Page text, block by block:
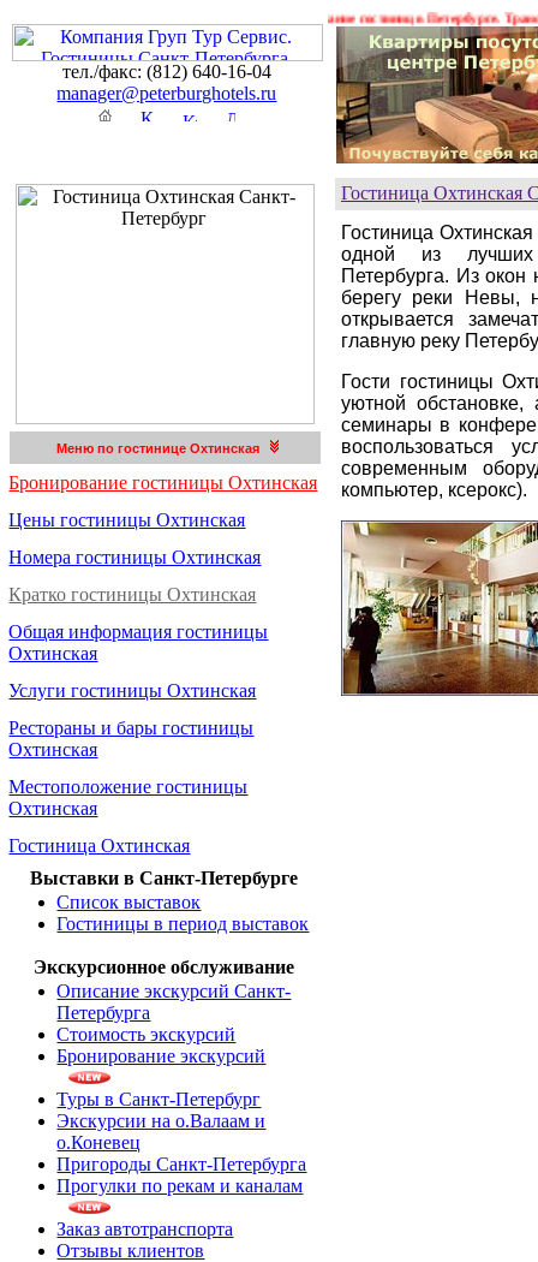
тел./факс: (812) 640-16-04
manager@peterburghotels.ru
Гостиницы Санкт-Петербурга. Бронирование гостиниц в Петербурге.
Меню по гостинице Охтинская
Бронирование гостиницы Охтинская
Цены гостиницы Охтинская
Номера гостиницы Охтинская
Кратко гостиницы Охтинская
Общая информация гостиницы
Охтинская
Услуги гостиницы Охтинская
Рестораны и бары гостиницы
Охтинская
Местоположение гостиницы
Охтинская
Гостиница Охтинская
Выставки в Санкт-Петербурге
Список выставок
Гостиницы в период выставок
Экскурсионное обслуживание
Описание экскурсий Санкт-
Петербурга
Стоимость экскурсий
Бронирование экскурсий
Туры в Санкт-Петербург
Экскурсии на о.Валаам и
о.Коневец
Пригороды Санкт-Петербурга
Прогулки по рекам и каналам
Заказ автотранспорта
Отзывы клиентов
Гостиница Охтинская
Гостиница
одной из лучших
Петербурга. Из
берегу реки Невы,
открывается
главную реку
Гости гостиницы
уютной
семинары в
воспользоваться
современным
компьютер, ксерокс).